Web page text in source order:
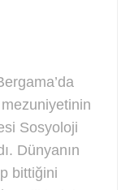
Sosyoloji
Dünyanın
bittiğini